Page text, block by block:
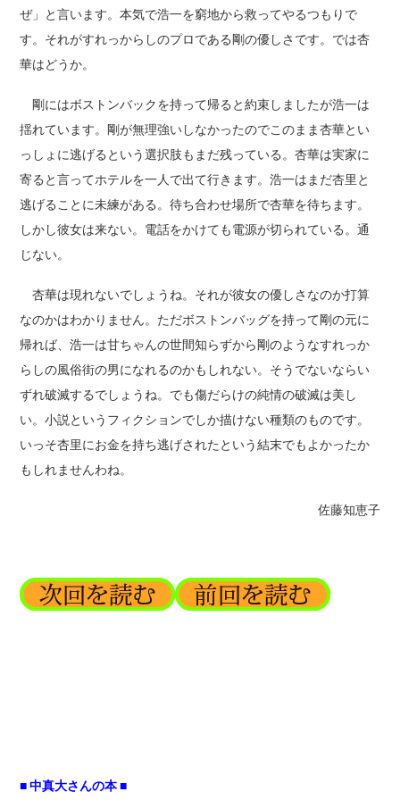
ぜ」と言います。本気で浩一を窮地から救ってやるつもりで
す。それがすれっからしのプロである剛の優しさです。では杏
華はどうか。
剛にはボストンバックを持って帰ると約束しましたが浩一は
揺れています。剛が無理強いしなかったのでこのまま杏華とい
っしょに逃げるという選択肢もまだ残っている。杏華は実家に
寄ると言ってホテルを一人で出て行きます。浩一はまだ杏里と
逃げることに未練がある。待ち合わせ場所で杏華を待ちます。
しかし彼女は来ない。電話をかけても電源が切られている。通
じない。
杏華は現れないでしょうね。それが彼女の優しさなのか打算
なのかはわかりません。ただボストンバッグを持って剛の元に
帰れば、浩一は甘ちゃんの世間知らずから剛のようなすれっか
らしの風俗街の男になれるのかもしれない。そうでないならい
ずれ破滅するでしょうね。でも傷だらけの純情の破滅は美し
い。小説というフィクションでしか描けない種類のものです。
いっそ杏里にお金を持ち逃げされたという結末でもよかったか
もしれませんわね。
佐藤知恵子
■ 中真大さんの本 ■